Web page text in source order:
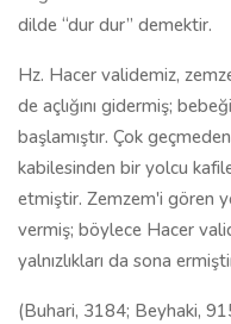
dilde “dur dur” demektir.
Hz. Hacer validemiz,
de açlığını gidermiş;
başlamıştır. Çok
kabilesinden bir yolcu
etmiştir. Zemzem'i gören
vermiş; böylece Hacer
yalnızlıkları da sona
(Buhari, 3184; Beyhaki,